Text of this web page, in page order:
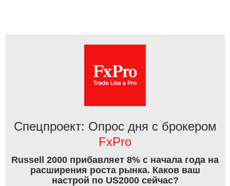
Спецпроект: Опрос дня с брокером
FxPro
Russell 2000 прибавляет 8% с начала года на
расширения роста рынка. Каков ваш
настрой по US2000 сейчас?